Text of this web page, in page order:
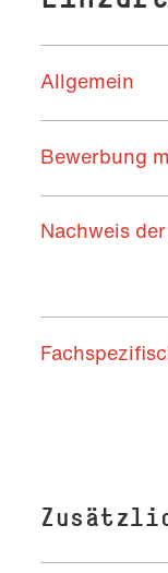
Allgemein
Bewerbung
Nachweis